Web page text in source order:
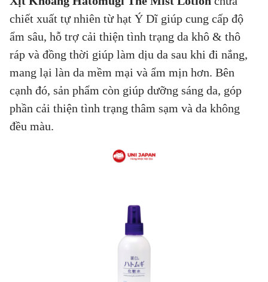
chiết xuất tự nhiên từ hạt Ý Dĩ giúp cung cấp độ
ẩm sâu, hỗ trợ cải thiện tình trạng da khô & thô
ráp và đồng thời giúp làm dịu da sau khi đi nắng,
mang lại làn da mềm mại và ẩm mịn hơn. Bên
cạnh đó, sản phẩm còn giúp dưỡng sáng da, góp
phần cải thiện tình trạng thâm sạm và da không
đều màu.